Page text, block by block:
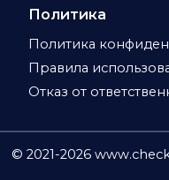
Политика
Политика
Правила
Отказ от
© 2021-2026